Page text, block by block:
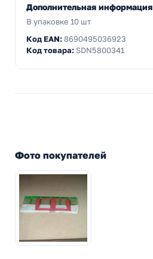
Дополнительная информация
В упаковке 10 шт
Код EAN:8690495036923
Код товара: SDN5800341
Фото покупателей